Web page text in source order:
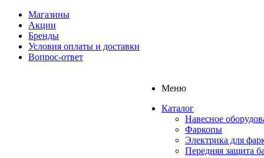
Магазины
Акции
Бренды
Условия оплаты и доставки
Вопрос-ответ
Меню
Каталог
Навесное
Фаркопы
Электрика для
Передняя защита